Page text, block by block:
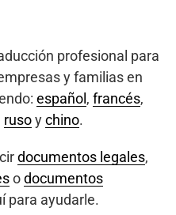
profesional para
y familias en
español , francés,
rusoychino.
documentos legales,
odocumentos
para ayudarle.